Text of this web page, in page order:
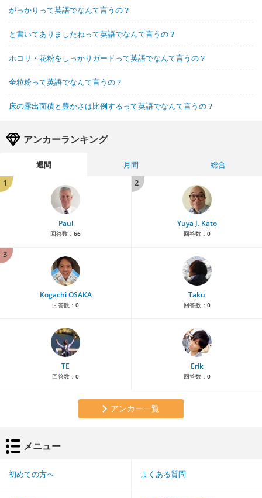
がっかりって英語でなんて言うの？
と書いてありましたねって英語でなんて言うの？
ホコリ・花粉をしっかりガードって英語でなんて言うの？
全粒粉って英語でなんて言うの？
床の露出面積と豊かさは比例するって英語でなんて言うの？
アンカーランキング
週間 月間
総合
1
Paul
回答数： 66
2
Yuya J. Kato
回答数： 0
3
Kogachi OSAKA
回答数： 0
Taku
回答数： 0
TE
回答数： 0
Erik
回答数： 0
アンカー一覧
メニュー
初めての方へ よくある質問